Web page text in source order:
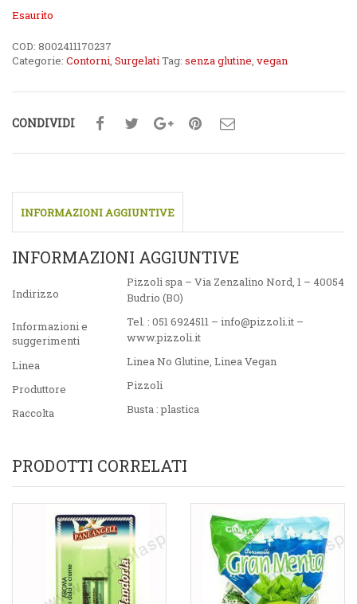
Esaurito
COD: 8002411170237
Categorie: Contorni, SurgelatiTag: senza glutine, vegan
CONDIVIDI
INFORMAZIONI AGGIUNTIVE
INFORMAZIONI AGGIUNTIVE
Indirizzo
Pizzoli spa – Via Zenzalino Nord, 1 – 40054
Budrio (BO)
Informazioni e
suggerimenti
Tel. : 051 6924511 – info@pizzoli.it –
www.pizzoli.it
Linea
Linea No Glutine, Linea Vegan
Produttore
Pizzoli
Raccolta
Busta : plastica
PRODOTTI CORRELATI